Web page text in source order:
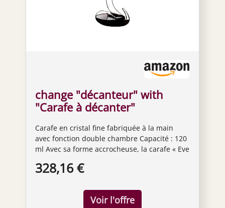
change "décanteur" with
"Carafe à décanter"
Carafe en cristal fine fabriquée à la main
avec fonction double chambre Capacité : 120
ml Avec sa forme accrocheuse, la carafe « Eve
la main sont fabriqués dans la Communauté
recommandé Dimensions de la carafe (L x l x
H) : 21 x 21 x 50 cm
328,16 €